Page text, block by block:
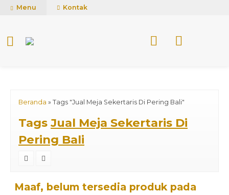
mUCn7CwGawCVTvwq7a99f4AgACOVgZvYEW65FFSDBf0
Menu Kontak
Beranda » Tags "Jual Meja Sekertaris Di Pering Bali"
Tags Jual Meja Sekertaris Di
Pering Bali
Maaf, belum tersedia produk pada